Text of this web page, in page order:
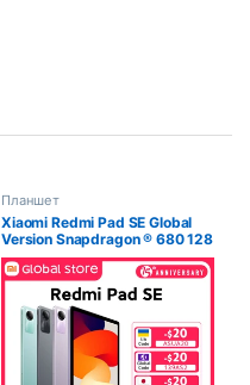
Планшет
Xiaomi Redmi Pad SE Global
Version Snapdragon ® 680 128
ГБ/366 ГБ Mi Tablet Quad
динамики Dolby Atmos 90 Гц
11-дюймовый дисплей 8000
мАч